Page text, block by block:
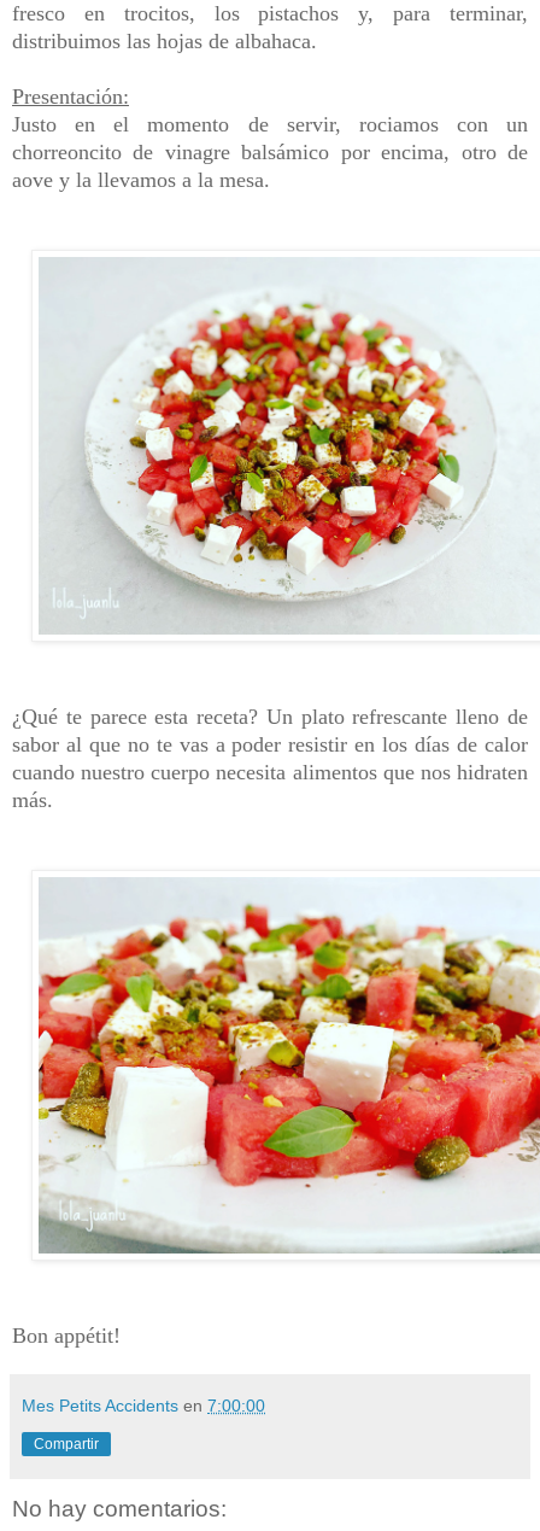
fresco en trocitos, los pistachos y, para terminar,
distribuimos las hojas de albahaca.
Presentación:
Justo en el momento de servir, rociamos con un
chorreoncito de vinagre balsámico por encima, otro de
aove y la llevamos a la mesa.
¿Qué te parece esta receta? Un plato refrescante lleno de
sabor al que no te vas a poder resistir en los días de calor
cuando nuestro cuerpo necesita alimentos que nos hidraten
más.
Bon appétit!
Mes Petits Accidents en 7:00:00
Compartir
No hay comentarios: